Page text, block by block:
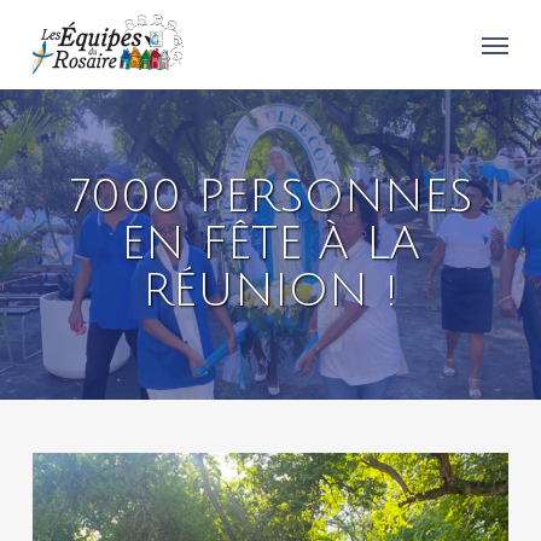
main
content
Menu
7000 PERSONNES
EN FÊTE À LA
RÉUNION !